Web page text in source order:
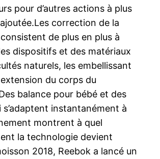
pour d’autres actions à plus
correction de la
de plus en plus à
dispositifs et des matériaux
naturels, les embellissant
du corps du
balance pour bébé et des
s’adaptent instantanément à
montrent à quel
la technologie devient
2018, Reebok a lancé un